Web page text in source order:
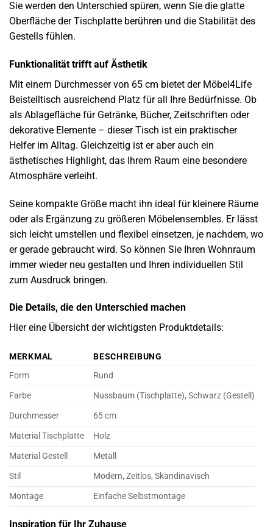
Sie werden den Unterschied spüren, wenn Sie die glatte
Oberfläche der Tischplatte berühren und die Stabilität des
Gestells fühlen.
Funktionalität trifft auf Ästhetik
Mit einem Durchmesser von 65 cm bietet der Möbel4Life
Beistelltisch ausreichend Platz für all Ihre Bedürfnisse. Ob
als Ablagefläche für Getränke, Bücher, Zeitschriften oder
dekorative Elemente – dieser Tisch ist ein praktischer
Helfer im Alltag. Gleichzeitig ist er aber auch ein
ästhetisches Highlight, das Ihrem Raum eine besondere
Atmosphäre verleiht.
Seine kompakte Größe macht ihn ideal für kleinere Räume
oder als Ergänzung zu größeren Möbelensembles. Er lässt
sich leicht umstellen und flexibel einsetzen, je nachdem, wo
er gerade gebraucht wird. So können Sie Ihren Wohnraum
immer wieder neu gestalten und Ihren individuellen Stil
zum Ausdruck bringen.
Die Details, die den Unterschied machen
Hier eine Übersicht der wichtigsten Produktdetails:
MERKMAL
BESCHREIBUNG
Form
Rund
Farbe
Nussbaum (Tischplatte), Schwarz (Gestell)
Durchmesser
65 cm
Material Tischplatte
Holz
Material Gestell
Metall
Stil
Modern, Zeitlos, Skandinavisch
Montage
Einfache Selbstmontage
Inspiration für Ihr Zuhause